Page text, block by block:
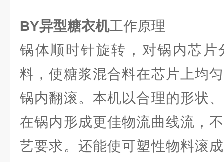
BY异型糖衣机工作原理
锅体顺时针旋转，对锅内芯片
料，使糖浆混合料在芯片上均
锅内翻滚。本机以合理的形状
在锅内形成更佳物流曲线流，
艺要求。还能使可塑性物料滚